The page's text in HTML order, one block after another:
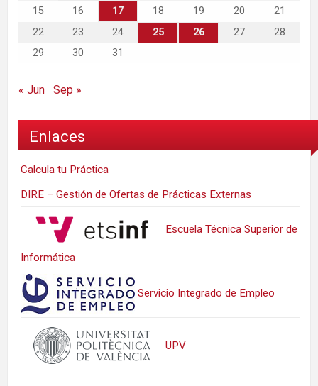
15
16 17 18 19 20
21
22
23 24 25 26 27
28
29
30 31
« Jun Sep »
Enlaces
Calcula tu Práctica
DIRE – Gestión de Ofertas de Prácticas Externas
Escuela Técnica Superior de
Informática
Servicio Integrado de Empleo
UPV